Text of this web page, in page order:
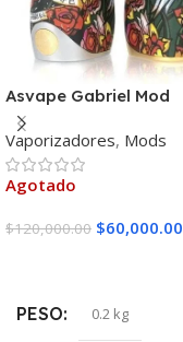
Asvape Gabriel Mod
Vaporizadores, Mods
Agotado
$120,000.00 $60,000.00
PESO 0.2 kg